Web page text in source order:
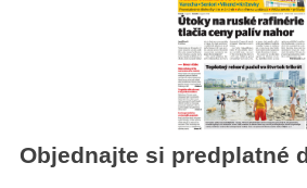
Objednajte si predplatné